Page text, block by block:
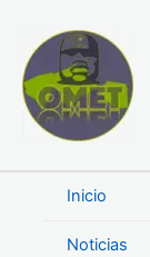
contenido
Inicio
Noticias